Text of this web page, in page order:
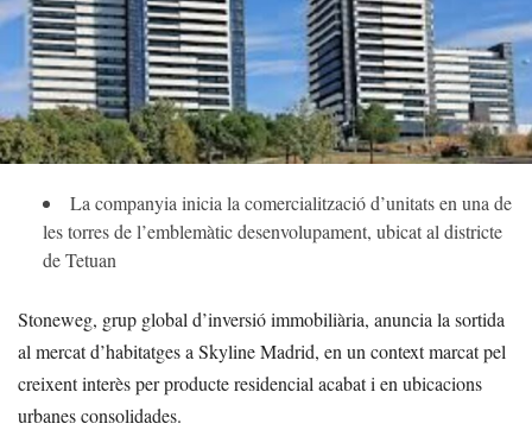
La companyia inicia la comercialització d’unitats en una de
les torres de l’emblemàtic desenvolupament, ubicat al districte
de Tetuan
Stoneweg, grup global d’inversió immobiliària, anuncia la sortida
al mercat d’habitatges a Skyline Madrid, en un context marcat pel
creixent interès per producte residencial acabat i en ubicacions
urbanes consolidades.